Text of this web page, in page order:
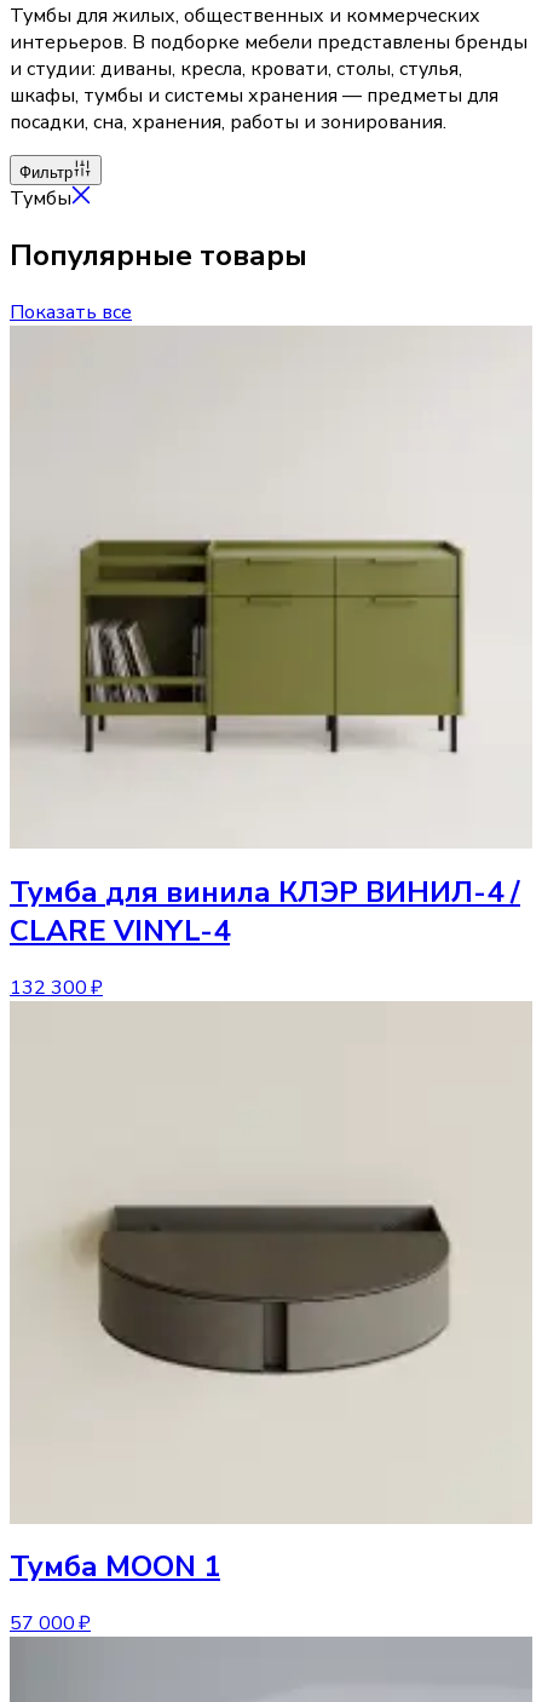
Тумбы для жилых, общественных и коммерческих
интерьеров. В подборке мебели представлены бренды
и студии: диваны, кресла, кровати, столы, стулья,
шкафы, тумбы и системы хранения — предметы для
посадки, сна, хранения, работы и зонирования.
Фильтр
Тумбы
Популярные товары
Показать все
Тумба для винила КЛЭР ВИНИЛ-4 /
CLARE VINYL-4
132 300 ₽
Тумба MOON 1
57 000 ₽